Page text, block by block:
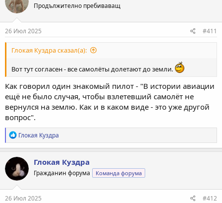
Продължително пребиваващ
26 Июл 2025 #411
Глокая Куздра сказал(а):
Вот тут согласен - все самолёты долетают до земли.
Как говорил один знакомый пилот - "В истории авиации
ещё не было случая, чтобы взлетевший самолёт не
вернулся на землю. Как и в каком виде - это уже другой
вопрос".
Р
е
а
к
ц
и
и
:
Глокая Куздра
Глокая Куздра
Гражданин форума Команда форума
26 Июл 2025 #412